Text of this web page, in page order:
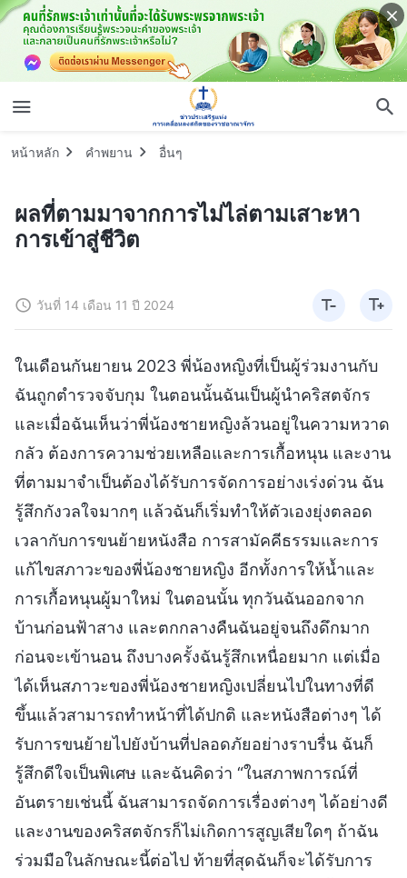
หน้าหลัก คำพยาน อื่นๆ
ผลที่ตามมาจากการไม่ไล่ตามเสาะหา
การเข้าสู่ชีวิต
วันที่ 14 เดือน 11 ปี 2024
ในเดือนกันยายน 2023 พี่น้องหญิงที่เป็นผู้ร่วมงานกับ
ฉันถูกตำรวจจับกุม ในตอนนั้นฉันเป็นผู้นำคริสตจักร
และเมื่อฉันเห็นว่าพี่น้องชายหญิงล้วนอยู่ในความหวาด
กลัว ต้องการความช่วยเหลือและการเกื้อหนุน และงาน
ที่ตามมาจำเป็นต้องได้รับการจัดการอย่างเร่งด่วน ฉัน
รู้สึกกังวลใจมากๆ แล้วฉันก็เริ่มทำให้ตัวเองยุ่งตลอด
เวลากับการขนย้ายหนังสือ การสามัคคีธรรมและการ
แก้ไขสภาวะของพี่น้องชายหญิง อีกทั้งการให้น้ำและ
การเกื้อหนุนผู้มาใหม่ ในตอนนั้น ทุกวันฉันออกจาก
บ้านก่อนฟ้าสาง และตกกลางคืนฉันอยู่จนถึงดึกมาก
ก่อนจะเข้านอน ถึงบางครั้งฉันรู้สึกเหนื่อยมาก แต่เมื่อ
ได้เห็นสภาวะของพี่น้องชายหญิงเปลี่ยนไปในทางที่ดี
ขึ้นแล้วสามารถทำหน้าที่ได้ปกติ และหนังสือต่างๆ ได้
รับการขนย้ายไปยังบ้านที่ปลอดภัยอย่างราบรื่น ฉันก็
รู้สึกดีใจเป็นพิเศษ และฉันคิดว่า “ในสภาพการณ์ที่
อันตรายเช่นนี้ ฉันสามารถจัดการเรื่องต่างๆ ได้อย่างดี
และงานของคริสตจักรก็ไม่เกิดการสูญเสียใดๆ ถ้าฉัน
ร่วมมือในลักษณะนี้ต่อไป ท้ายที่สุดฉันก็จะได้รับการ